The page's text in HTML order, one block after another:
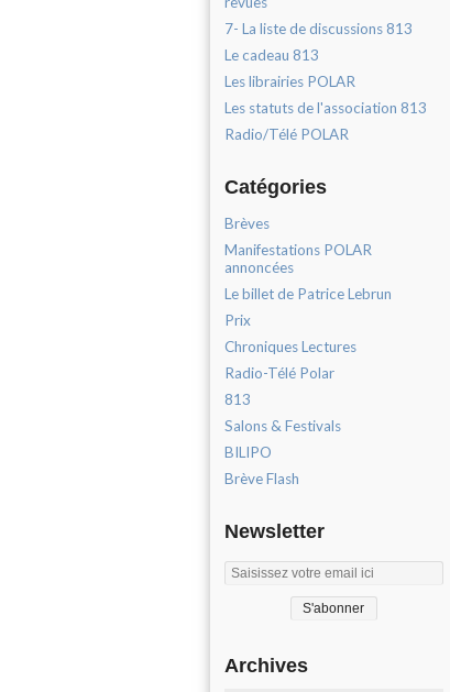
7- La liste de discussions 813
Le cadeau 813
Les librairies POLAR
Les statuts de l'association 813
Radio/Télé POLAR
Catégories
Brèves
Manifestations POLAR
annoncées
Le billet de Patrice Lebrun
Prix
Chroniques Lectures
Radio-Télé Polar
813
Salons & Festivals
BILIPO
Brève Flash
Newsletter
Archives